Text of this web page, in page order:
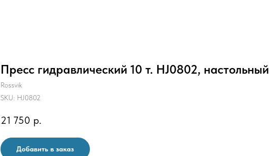
Пресс гидравлический 10 т. HJ0802, настольный
Rossvik
SKU: HJ0802
21 750 р.
Добавить в заказ